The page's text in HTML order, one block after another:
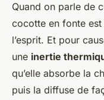
Quand on parle de
cocotte en fonte
l’esprit. Et pour
une inertie
qu’elle absorbe la
puis la diffuse de